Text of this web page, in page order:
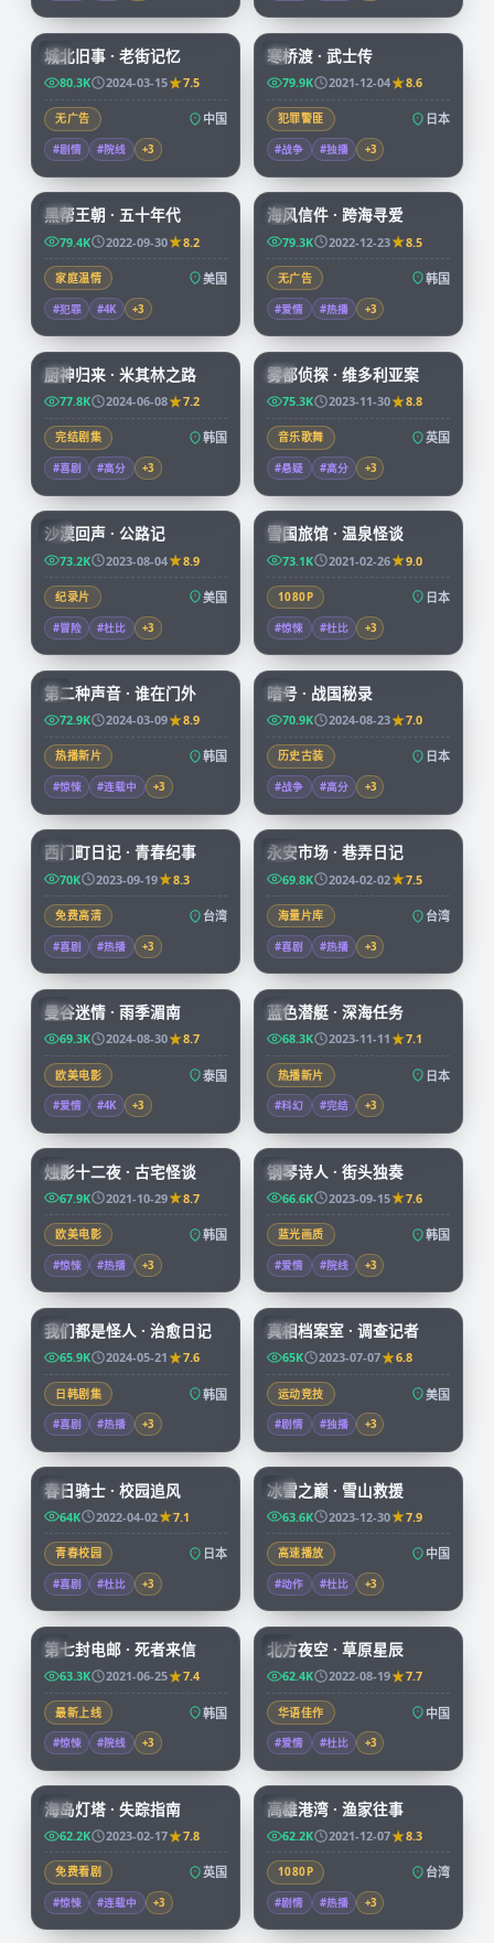
CN
99:17
城北旧事 · 老街记忆
80.3K 2024-03-15 7.5
无广告 中国
#剧情 #院线 +3
JP
99:29
寒桥渡 · 武士传
79.9K 2021-12-04 8.6
犯罪警匪 日本
#战争 #独播 +3
CN
黑帮王朝 · 五十年代
79.4K 2022-09-30 8.2
家庭温情 美国
#犯罪 #4K +3
KR
海风信件 · 跨海寻爱
79.3K 2022-12-23 8.5
无广告 韩国
#爱情 #热播 +3
KR
58:31
厨神归来 · 米其林之路
77.8K 2024-06-08 7.2
完结剧集 韩国
#喜剧 #高分 +3
CN
68:22
雾都侦探 · 维多利亚案
75.3K 2023-11-30 8.8
音乐歌舞 英国
#悬疑 #高分 +3
CN
沙漠回声 · 公路记
73.2K 2023-08-04 8.9
纪录片 美国
#冒险 #杜比 +3
JP
雪国旅馆 · 温泉怪谈
73.1K 2021-02-26 9.0
1080P 日本
#惊悚 #杜比 +3
KR
72:34
第二种声音 · 谁在门外
72.9K 2024-03-09 8.9
热播新片 韩国
#惊悚 #连载中 +3
JP
99:04
暗号 · 战国秘录
70.9K 2024-08-23 7.0
历史古装 日本
#战争 #高分 +3
TW
西门町日记 · 青春纪事
70K 2023-09-19 8.3
免费高清 台湾
#喜剧 #热播 +3
TW
永安市场 · 巷弄日记
69.8K 2024-02-02 7.5
海量片库 台湾
#喜剧 #热播 +3
CN
99:03
曼谷迷情 · 雨季湄南
69.3K 2024-08-30 8.7
欧美电影 泰国
#爱情 #4K +3
JP
45:53
蓝色潜艇 · 深海任务
68.3K 2023-11-11 7.1
热播新片 日本
#科幻 #完结 +3
KR
烛影十二夜 · 古宅怪谈
67.9K 2021-10-29 8.7
欧美电影 韩国
#惊悚 #热播 +3
KR
钢琴诗人 · 街头独奏
66.6K 2023-09-15 7.6
蓝光画质 韩国
#爱情 #院线 +3
KR
66:08
我们都是怪人 · 治愈日记
65.9K 2024-05-21 7.6
日韩剧集 韩国
#喜剧 #热播 +3
CN
50:05
真相档案室 · 调查记者
65K 2023-07-07 6.8
运动竞技 美国
#剧情 #独播 +3
JP
73:38
春日骑士 · 校园追风
64K 2022-04-02 7.1
青春校园 日本
#喜剧 #杜比 +3
CN
冰雪之巅 · 雪山救援
63.6K 2023-12-30 7.9
高速播放 中国
#动作 #杜比 +3
KR
99:14
第七封电邮 · 死者来信
63.3K 2021-06-25 7.4
最新上线 韩国
#惊悚 #院线 +3
CN
99:01
北方夜空 · 草原星辰
62.4K 2022-08-19 7.7
华语佳作 中国
#爱情 #杜比 +3
CN
海岛灯塔 · 失踪指南
62.2K 2023-02-17 7.8
免费看剧 英国
#惊悚 #连载中 +3
TW
高雄港湾 · 渔家往事
62.2K 2021-12-07 8.3
1080P 台湾
#剧情 #热播 +3
59:46 45:37